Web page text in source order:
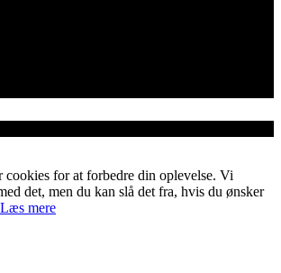
cookies for at forbedre din oplevelse. Vi
det, men du kan slå det fra, hvis du ønsker
Læs mere